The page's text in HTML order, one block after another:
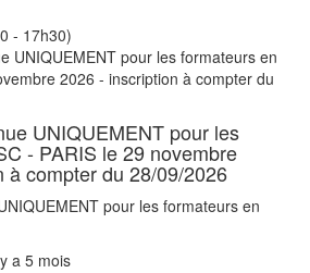
- 17h30)
UNIQUEMENT pour les
- PARIS le 29 novembre
à compter du 28/09/2026
pour les formateurs en
a 5 mois